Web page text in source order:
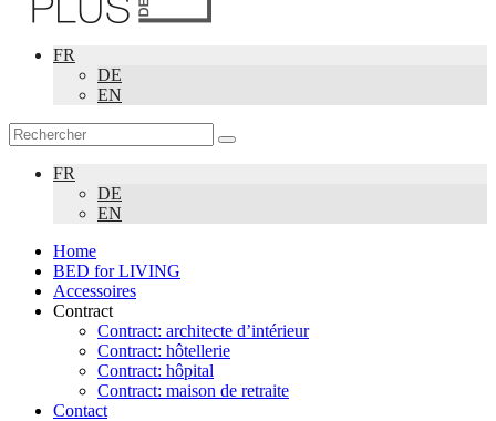
FR
DE
EN
FR
DE
EN
Home
BED for LIVING
Accessoires
Contract
Contract: architecte d’intérieur
Contract: hôtellerie
Contract: hôpital
Contract: maison de retraite
Contact